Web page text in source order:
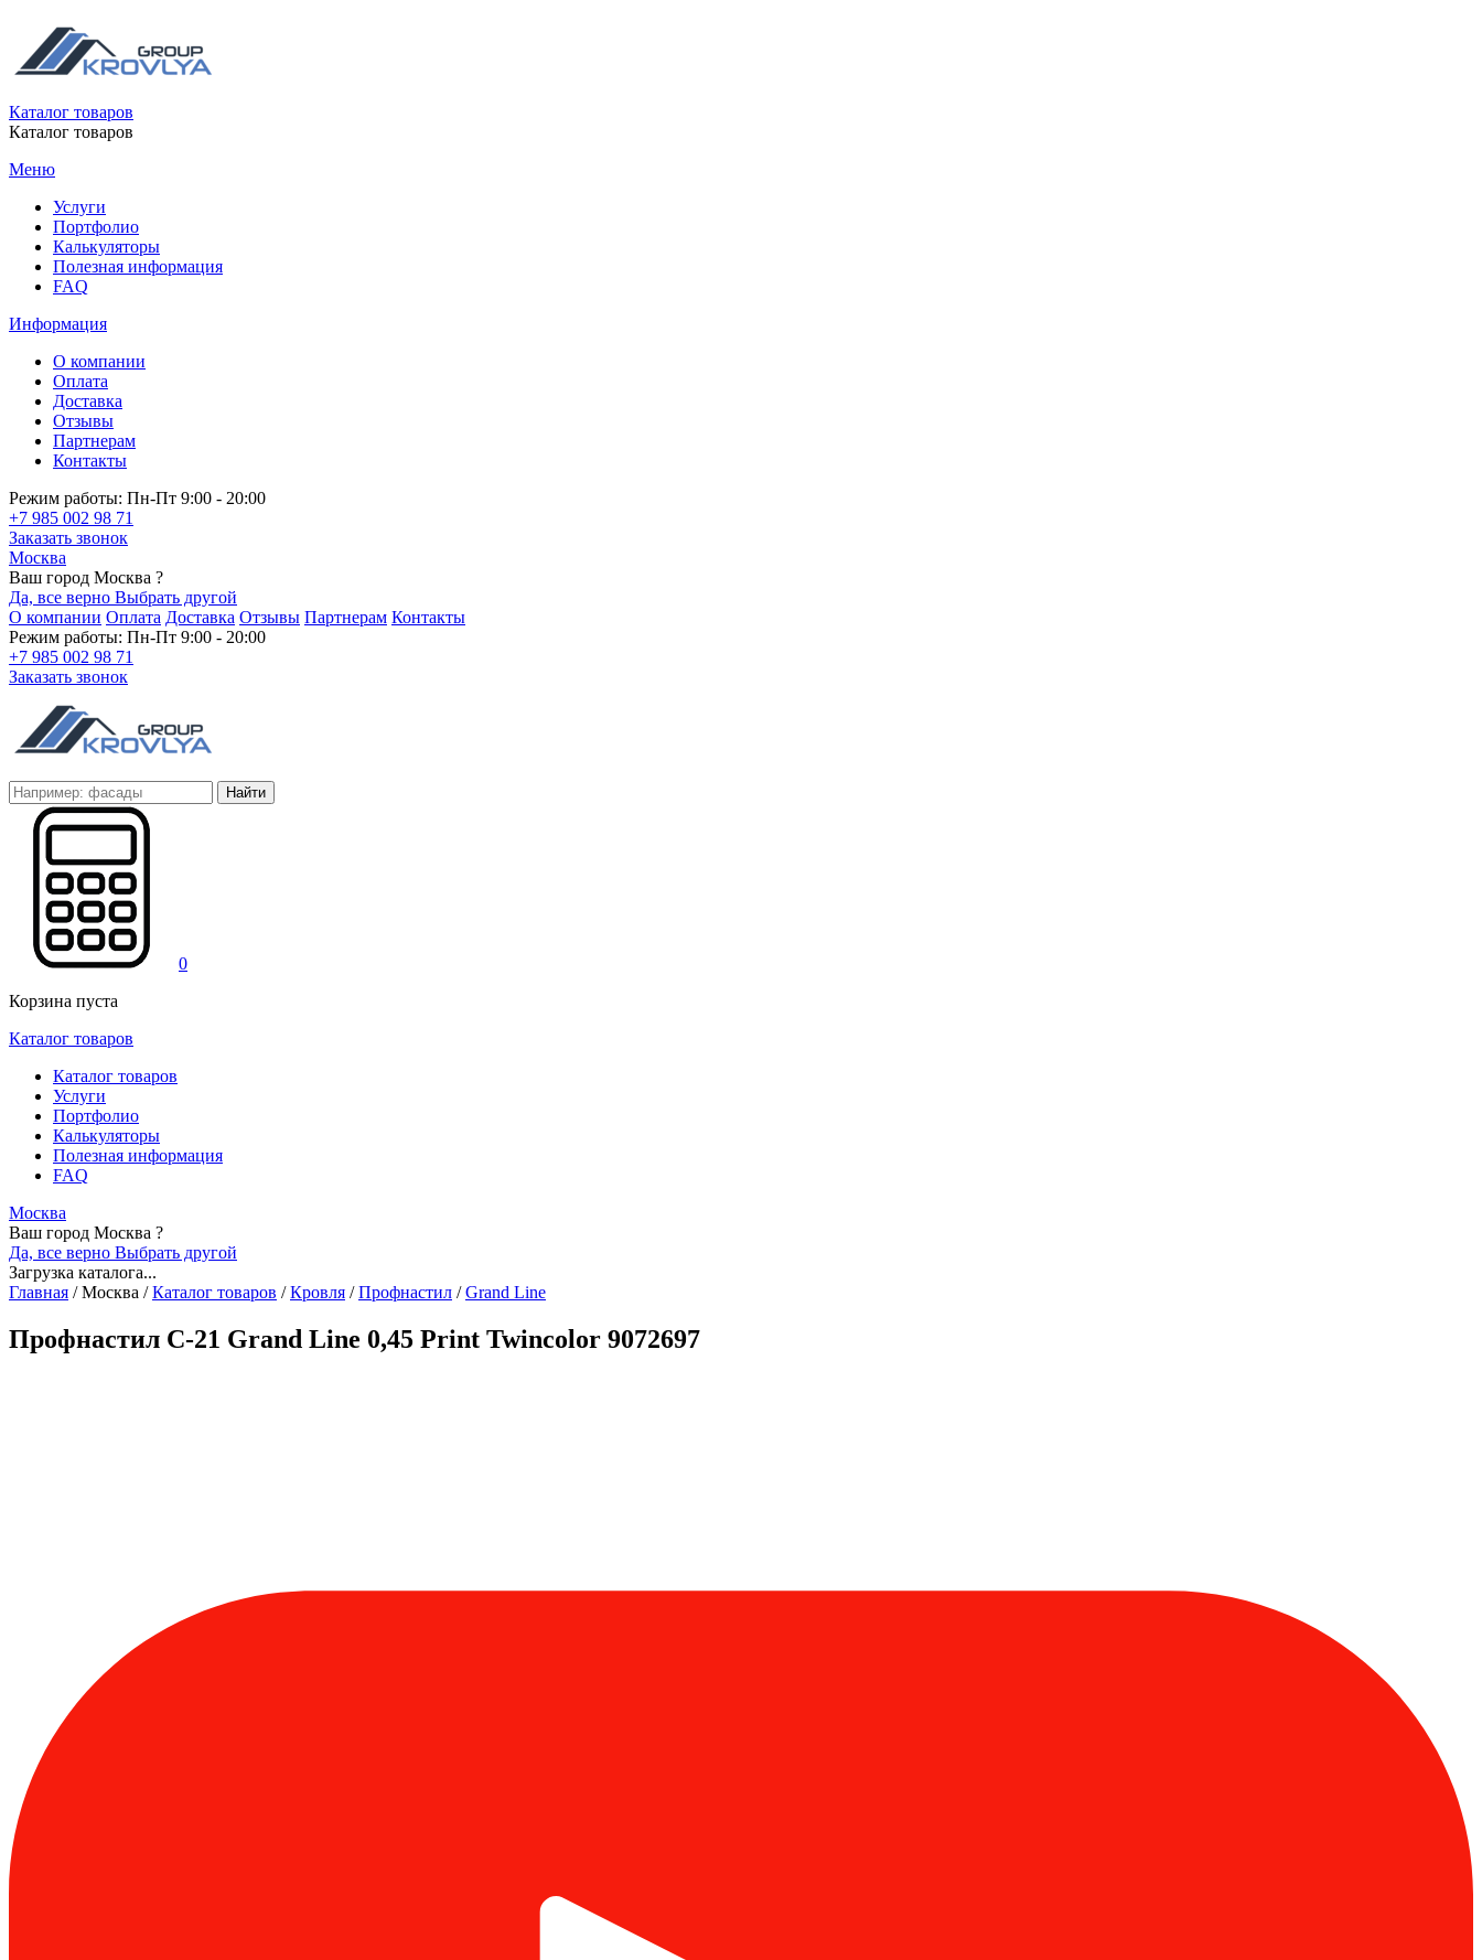
Каталог товаров
Каталог товаров
Меню
Услуги
Портфолио
Калькуляторы
Полезная информация
FAQ
Информация
О компании
Оплата
Доставка
Отзывы
Партнерам
Контакты
Режим работы: Пн-Пт 9:00 - 20:00
+7 985 002 98 71
Заказать звонок
Москва
Ваш город Москва ?
Да, все верно Выбрать другой
О компании Оплата Доставка Отзывы Партнерам Контакты
Режим работы: Пн-Пт 9:00 - 20:00
+7 985 002 98 71
Заказать звонок
Найти
0
Корзина пуста
Каталог товаров
Каталог товаров
Услуги
Портфолио
Калькуляторы
Полезная информация
FAQ
Москва
Ваш город Москва ?
Да, все верно Выбрать другой
Загрузка каталога...
Главная /Москва / Каталог товаров / Кровля / Профнастил / Grand Line
Профнастил С-21 Grand Line 0,45 Print Twincolor 9072697